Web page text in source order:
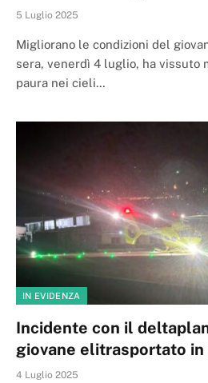
5 Luglio 2025
Migliorano le condizioni del
sera, venerdì 4 luglio, ha vissuto
paura nei cieli…
IN EVIDENZA
Incidente con il
giovane elitrasportato in
4 Luglio 2025